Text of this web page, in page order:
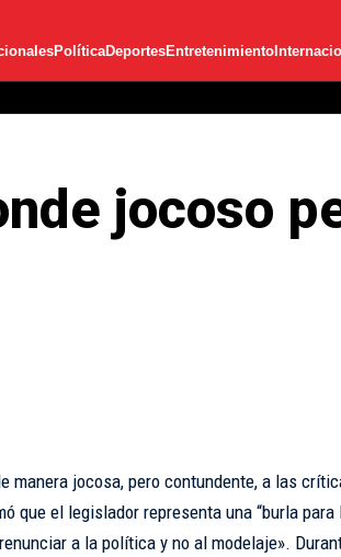
PolíticaDeportesEntretenimiento
jocoso
manera jocosa, pero contundente, a las
que el legislador representa una “burla para
a la política y no al modelaje».